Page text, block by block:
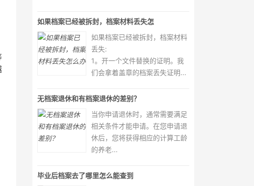
如果档案已经被拆封，档案材料丢失怎
如果档案已经被拆封，档案材料
丢失:
1。开一个文件替换的证明。我
们会拿着盖章的档案丢失证明...
无档案退休和有档案退休的差别？
当你申请退休时，通常需要满足
相关条件才能申请。在您申请退
休后，您将获得相应的计算工龄
的养老...
毕业后档案去了哪里怎么能查到